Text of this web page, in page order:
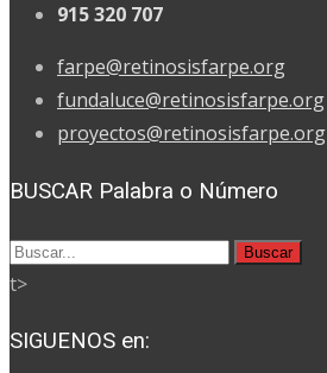
915 320 707
farpe@retinosisfarpe.org
fundaluce@retinosisfarpe.org
proyectos@retinosisfarpe.org
BUSCAR Palabra o Número
Buscar
por:
t>
SIGUENOS en: